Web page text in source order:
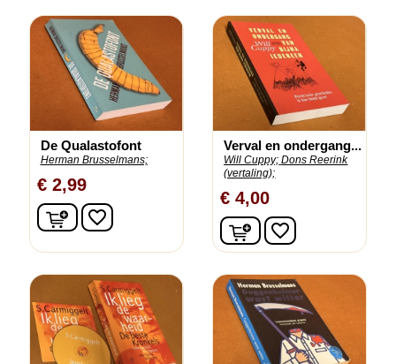
De Qualastofont
Herman Brusselmans;
€ 2,99
In winkelwagen
favorite_border
Verval en ondergang...
Will Cuppy; Dons Reerink
(vertaling);
€ 4,00
In winkelwagen
favorite_border